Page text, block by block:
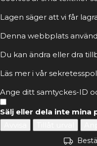
Lagen säger att vi får
Denna webbplats
Du kan ändra eller dra
Läs mer i vår
Ange ditt samtyckes-ID
Sälj eller dela inte